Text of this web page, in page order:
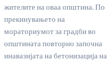
жителите на оваа општина. По
прекинувањето на
мораториумот за градби во
општината повторно започна
инавазијата на бетонизација на